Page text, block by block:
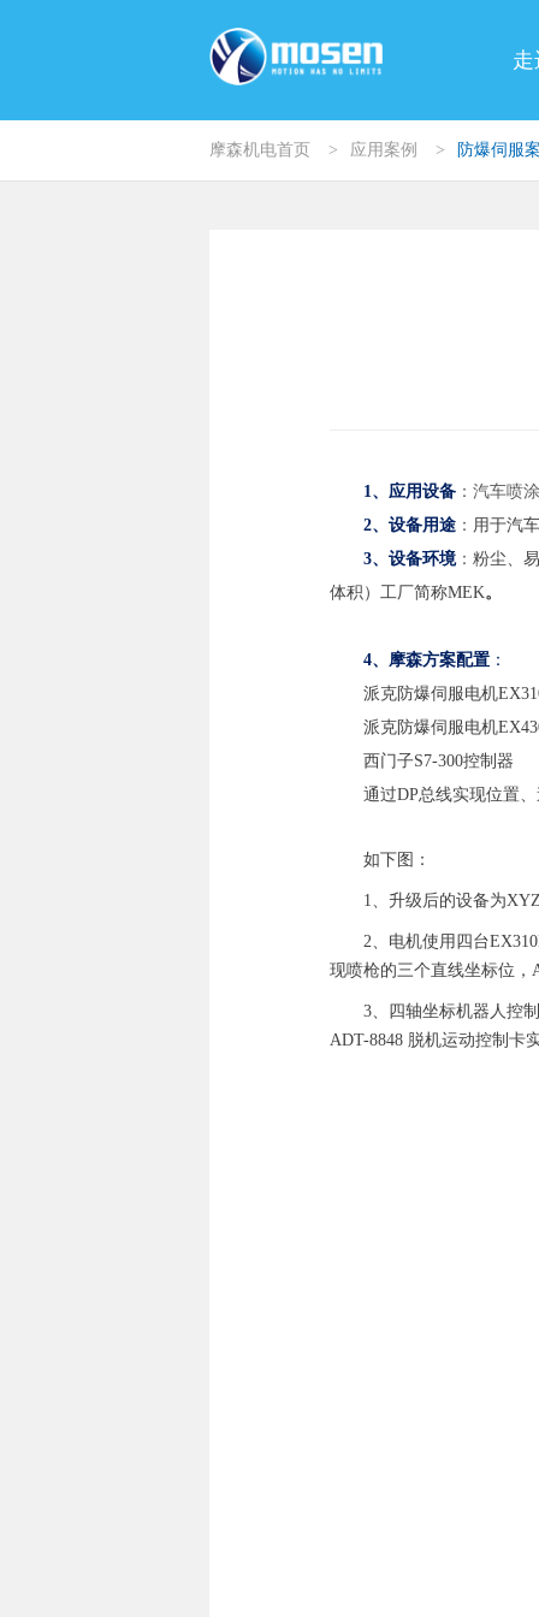
摩森机电首页 > 应用案例 > 防爆伺服
1、 应用设备 ：汽车喷
2、设备用途 ： 用于汽
3、设备环境： 粉尘、
体积）工厂简称MEK。
4、摩森方案配置 ：
派克防爆伺服电机
派克防爆伺服电机
西门子S7-300控制器
通过DP总线实现位置
如下图：
1、升级后的设备为
2、电机使用四台
现喷枪的三个直线坐标位
3、四轴坐标机器人控
ADT-8848 脱机运动控制卡